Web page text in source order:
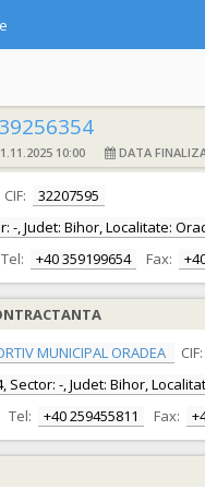
10:00 DATA
CIF:
32207595
-, Judet: Bihor, Localitate:
Tel: +40 359199654 Fax:
MUNICIPAL ORADEA CIF:
Sector: -, Judet: Bihor,
Tel: +40 259455811 Fax: